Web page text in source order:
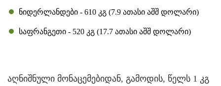
ნიდერლანდები - 610 კგ (7.9 ათასი აშშ დოლარი)
საფრანგეთი - 520 კგ (17.7 ათასი აშშ დოლარი)
აღნიშნული მონაცემებიდან, გამოდის, წელს 1 კგ